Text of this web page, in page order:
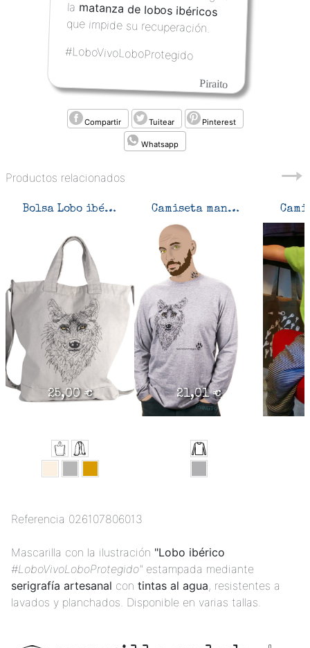
la matanza de lobos ibéricos
que impide su recuperación.
#LoboVivoLoboProtegido
Piraito
Compartir Tuitear Pinterest
Whatsapp
Productos relacionados
Bolsa Lobo ibérico
25,00 €
Camiseta manga larga Lobo ibérico
21,01 €
Referencia 026107806013
Mascarilla con la ilustración "Lobo ibérico
#LoboVivoLoboProtegido" estampada mediante
serigrafía artesanal con tintas al agua, resistentes a
lavados y planchados. Disponible en varias tallas.